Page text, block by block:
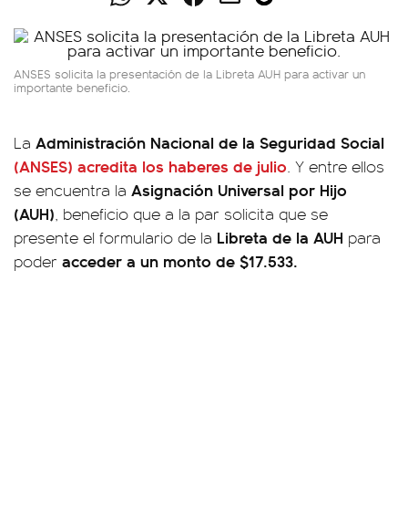
ANSES solicita la presentación de la Libreta AUH para activar un
importante beneficio.
La Administración Nacional de la Seguridad Social
(ANSES) acredita los haberes de julio. Y entre ellos
se encuentra la Asignación Universal por Hijo
(AUH), beneficio que a la par solicita que se
presente el formulario de la Libreta de la AUH para
poder acceder a un monto de $17.533.